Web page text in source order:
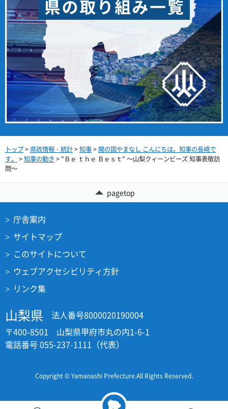
トップ> 県政情報・統計>知事> 開の国やまなし こんにちは。知事の長崎で
す。 >知事の動き > "Ｂｅ ｔｈｅ Ｂｅｓｔ" ～山梨クィーンビーズ 知事表敬訪
問～
pagetop
庁舎案内
サイトマップ
このサイトについて
ウェブアクセシビリティ方針
リンク集
山梨県
法人番号8000020190004
〒400-8501 山梨県甲府市丸の内1-6-1
電話番号 055-237-1111（代表）
Copyright © Yamanashi Prefecture.All Rights Reserved.